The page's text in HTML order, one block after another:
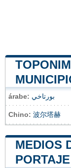
árabe: بورتاخي
Chino: 波尔塔赫
MEDIOS
PORTAJE